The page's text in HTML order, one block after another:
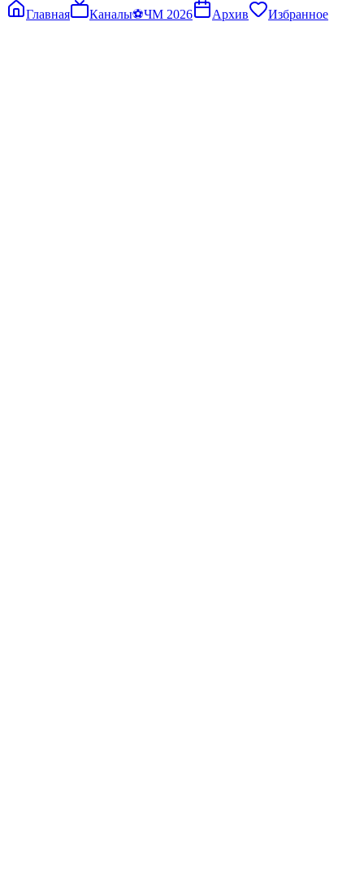
Главная
Каналы⚽ЧМ 2026 Архив Избранное